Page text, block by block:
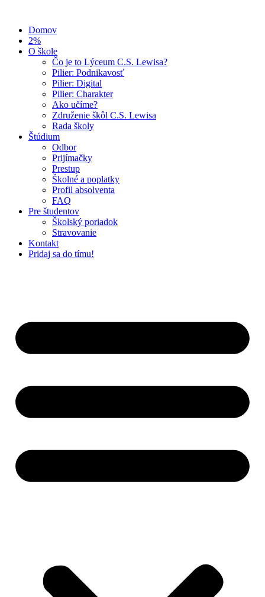
Domov
2%
O škole
Čo je to Lýceum C.S. Lewisa?
Pilier: Podnikavosť
Pilier: Digital
Pilier: Charakter
Ako učíme?
Združenie škôl C.S. Lewisa
Rada školy
Štúdium
Odbor
Prijímačky
Prestup
Školné a poplatky
Profil absolventa
FAQ
Pre študentov
Školský poriadok
Stravovanie
Kontakt
Pridaj sa do tímu!